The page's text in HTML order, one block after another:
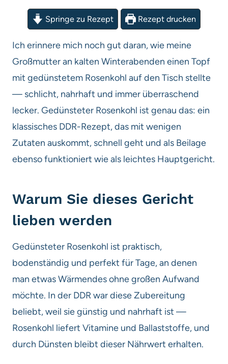
Springe zu Rezept Rezept drucken
Ich erinnere mich noch gut daran, wie meine
Großmutter an kalten Winterabenden einen Topf
mit gedünstetem Rosenkohl auf den Tisch stellte
— schlicht, nahrhaft und immer überraschend
lecker. Gedünsteter Rosenkohl ist genau das: ein
klassisches DDR-Rezept, das mit wenigen
Zutaten auskommt, schnell geht und als Beilage
ebenso funktioniert wie als leichtes Hauptgericht.
Warum Sie dieses Gericht
lieben werden
Gedünsteter Rosenkohl ist praktisch,
bodenständig und perfekt für Tage, an denen
man etwas Wärmendes ohne großen Aufwand
möchte. In der DDR war diese Zubereitung
beliebt, weil sie günstig und nahrhaft ist —
Rosenkohl liefert Vitamine und Ballaststoffe, und
durch Dünsten bleibt dieser Nährwert erhalten.